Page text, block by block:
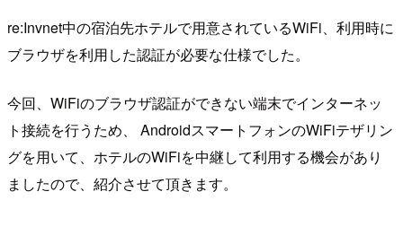
re:Invnet中の宿泊先ホテルで用意されているWiFi、利用時に
ブラウザを利用した認証が必要な仕様でした。
今回、WiFiのブラウザ認証ができない端末でインターネッ
ト接続を行うため、 AndroidスマートフォンのWiFiテザリン
グを用いて、ホテルのWiFiを中継して利用する機会があり
ましたので、紹介させて頂きます。